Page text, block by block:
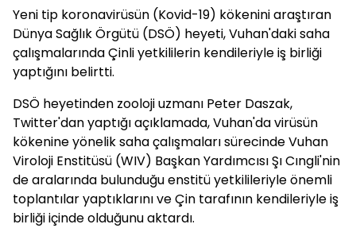
Yeni tip koronavirüsün (Kovid-19) kökenini araştıran
Dünya Sağlık Örgütü (DSÖ) heyeti, Vuhan'daki saha
çalışmalarında Çinli yetkililerin kendileriyle iş birliği
yaptığını belirtti.
DSÖ heyetinden zooloji uzmanı Peter Daszak,
Twitter'dan yaptığı açıklamada, Vuhan'da virüsün
kökenine yönelik saha çalışmaları sürecinde Vuhan
Viroloji Enstitüsü (WIV) Başkan Yardımcısı Şı Cıngli'nin
de aralarında bulunduğu enstitü yetkilileriyle önemli
toplantılar yaptıklarını ve Çin tarafının kendileriyle iş
birliği içinde olduğunu aktardı.